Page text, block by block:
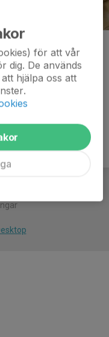
för att vår
dig. De används
hjälpa oss att